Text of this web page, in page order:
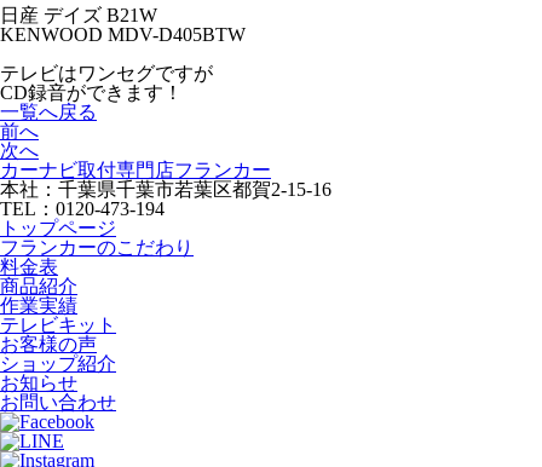
日産 デイズ B21W
KENWOOD MDV-D405BTW
テレビはワンセグですが
CD録音ができます！
一覧へ戻る
前へ
次へ
カーナビ取付専⾨店フランカー
本社：千葉県千葉市若葉区都賀2-15-16
TEL：0120-473-194
トップページ
フランカーのこだわり
料金表
商品紹介
作業実績
テレビキット
お客様の声
ショップ紹介
お知らせ
お問い合わせ